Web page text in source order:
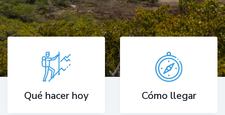
Qué hacer hoy Cómo llegar